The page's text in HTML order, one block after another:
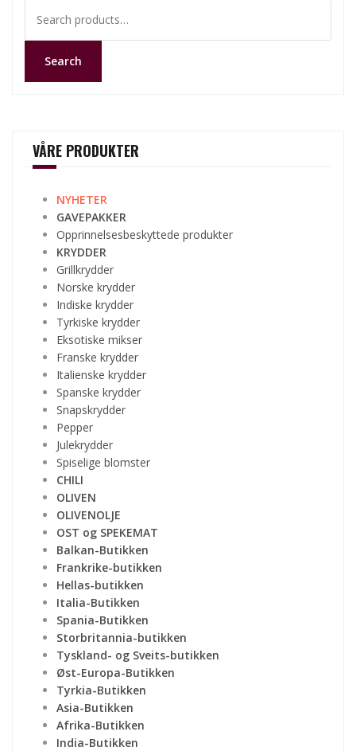
for:
Search
VÅRE PRODUKTER
NYHETER
GAVEPAKKER
Opprinnelsesbeskyttede produkter
KRYDDER
Grillkrydder
Norske krydder
Indiske krydder
Tyrkiske krydder
Eksotiske mikser
Franske krydder
Italienske krydder
Spanske krydder
Snapskrydder
Pepper
Julekrydder
Spiselige blomster
CHILI
OLIVEN
OLIVENOLJE
OST og SPEKEMAT
Balkan-Butikken
Frankrike-butikken
Hellas-butikken
Italia-Butikken
Spania-Butikken
Storbritannia-butikken
Tyskland- og Sveits-butikken
Øst-Europa-Butikken
Tyrkia-Butikken
Asia-Butikken
Afrika-Butikken
India-Butikken